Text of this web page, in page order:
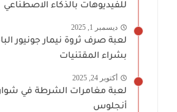
للفيديوهات بالذكاء الاصطناعي
ديسمبر 1, 2025
لعبة صرف ثروة نيمار جونيور
بشراء المقتنيات
أكتوبر 24, 2025
لعبة مغامرات الشرطة في
أنجلوس